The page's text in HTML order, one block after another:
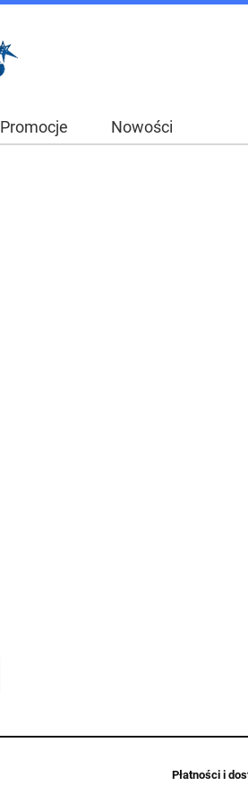
Promocje Nowości
Płatności i